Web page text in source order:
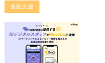
通販支援